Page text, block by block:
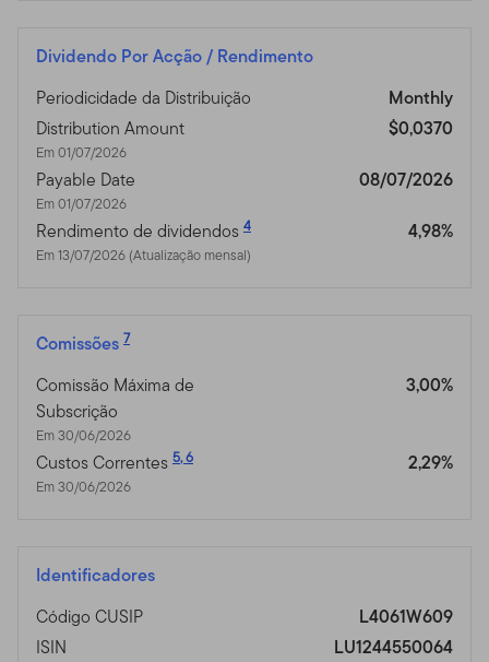
Dividendo Por Acção / Rendimento
Periodicidade da Distribuição
Monthly
Distribution Amount
Em 01/07/2026
$0,0370
Payable Date
Em 01/07/2026
08/07/2026
Rendimento de dividendos 4
Em 13/07/2026 (Atualização mensal)
4,98%
Comissões 7
Comissão Máxima de
Subscrição
Em 30/06/2026
3,00%
Custos Correntes 5,6
Em 30/06/2026
2,29%
Identificadores
Código CUSIP
L4061W609
ISIN
LU1244550064